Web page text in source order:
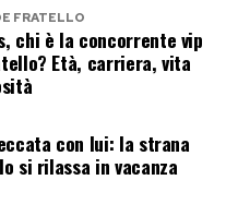
il padre alle
che lo guarda…
FRATELLO
chi è la concorrente vip
Età, carriera, vita
con lui: la strana
si rilassa in vacanza